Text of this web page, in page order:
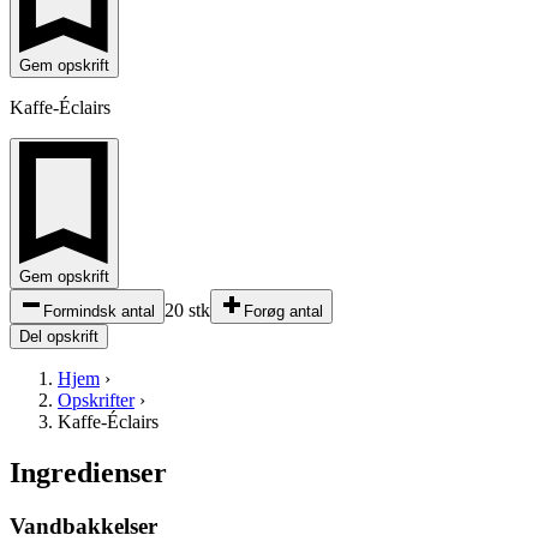
Gem opskrift
Kaffe-Éclairs
Gem opskrift
Formindsk antal
20 stk
Forøg antal
Del opskrift
Hjem ›
Opskrifter›
Kaffe-Éclairs
Ingredienser
Vandbakkelser